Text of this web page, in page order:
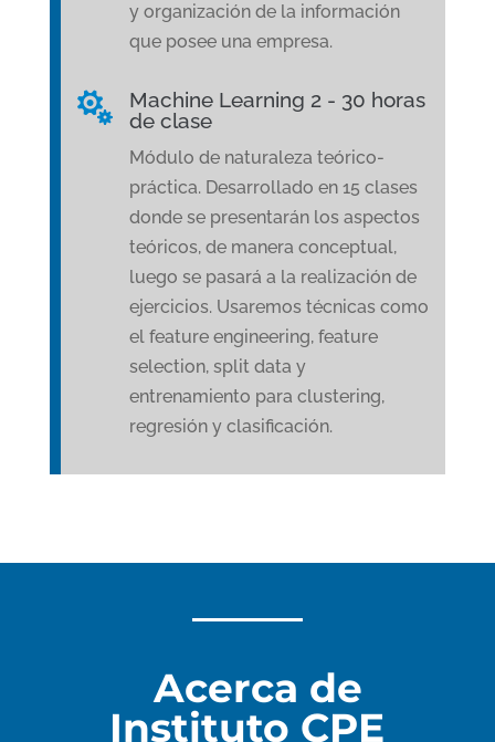
y organización de la información
que posee una empresa.

Machine Learning 2 - 30 horas
de clase
Módulo de naturaleza teórico-
práctica. Desarrollado en 15 clases
donde se presentarán los aspectos
teóricos, de manera conceptual,
luego se pasará a la realización de
ejercicios. Usaremos técnicas como
el feature engineering, feature
selection, split data y
entrenamiento para clustering,
regresión y clasificación.
Acerca de
Instituto CPE